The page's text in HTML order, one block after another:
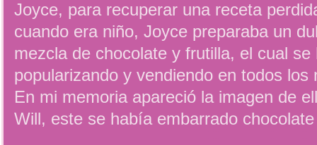
Joyce, para recuperar una receta
cuando era niño, Joyce preparaba un
mezcla de chocolate y frutilla, el cual
popularizando y vendiendo en todos los
En mi memoria apareció la imagen de
Will, este se había embarrado